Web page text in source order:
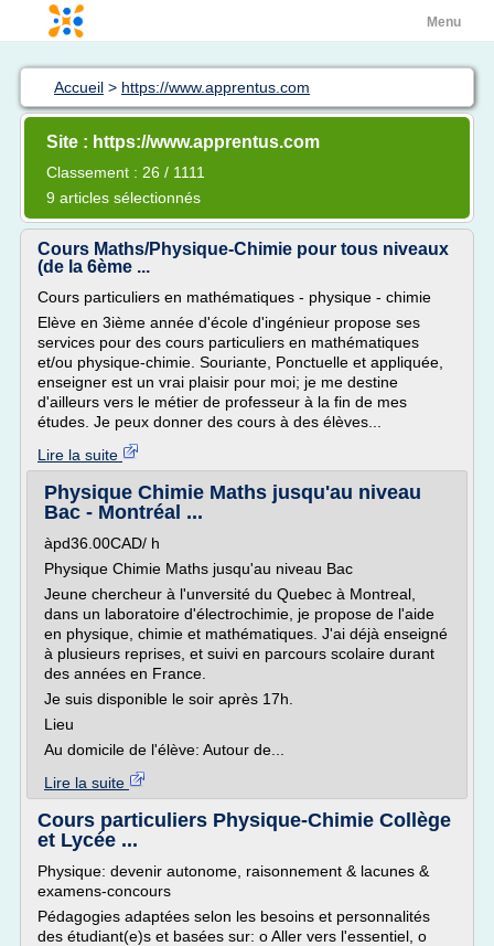
Menu
Accueil > https://www.apprentus.com
Site : https://www.apprentus.com
Classement : 26 / 1111
9 articles sélectionnés
Cours Maths/Physique-Chimie pour tous niveaux
(de la 6ème ...
Cours particuliers en mathématiques - physique - chimie
Elève en 3ième année d'école d'ingénieur propose ses
services pour des cours particuliers en mathématiques
et/ou physique-chimie. Souriante, Ponctuelle et appliquée,
enseigner est un vrai plaisir pour moi; je me destine
d'ailleurs vers le métier de professeur à la fin de mes
études. Je peux donner des cours à des élèves...
Lire la suite
Physique Chimie Maths jusqu'au niveau
Bac - Montréal ...
àpd36.00CAD/ h
Physique Chimie Maths jusqu'au niveau Bac
Jeune chercheur à l'unversité du Quebec à Montreal,
dans un laboratoire d'électrochimie, je propose de l'aide
en physique, chimie et mathématiques. J'ai déjà enseigné
à plusieurs reprises, et suivi en parcours scolaire durant
des années en France.
Je suis disponible le soir après 17h.
Lieu
Au domicile de l'élève: Autour de...
Lire la suite
Cours particuliers Physique-Chimie Collège
et Lycée ...
Physique: devenir autonome, raisonnement & lacunes &
examens-concours
Pédagogies adaptées selon les besoins et personnalités
des étudiant(e)s et basées sur: o Aller vers l'essentiel, o